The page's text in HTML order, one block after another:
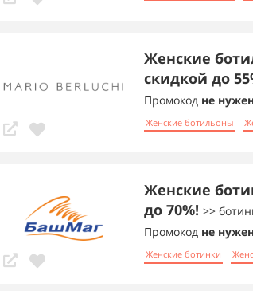
Женские
скидкой до
Промокод не
Женские ботильоны
Женские
до 70%! >>
Промокод не
Женские ботинки